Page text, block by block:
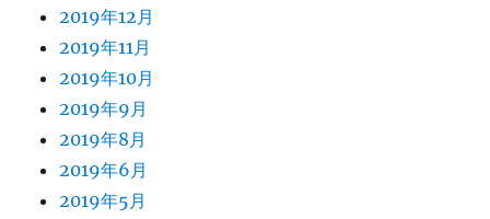
2019年12月
2019年11月
2019年10月
2019年9月
2019年8月
2019年6月
2019年5月